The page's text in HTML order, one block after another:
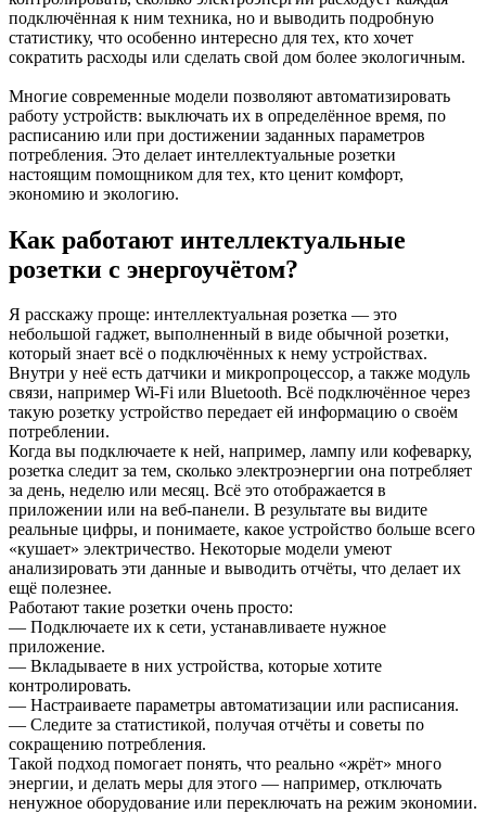
подключённая к ним техника, но и выводить подробную
статистику, что особенно интересно для тех, кто хочет
сократить расходы или сделать свой дом более экологичным.
Многие современные модели позволяют автоматизировать
работу устройств: выключать их в определённое время, по
расписанию или при достижении заданных параметров
потребления. Это делает интеллектуальные розетки
настоящим помощником для тех, кто ценит комфорт,
экономию и экологию.
Как работают интеллектуальные
розетки с энергоучётом?
Я расскажу проще: интеллектуальная розетка — это
небольшой гаджет, выполненный в виде обычной розетки,
который знает всё о подключённых к нему устройствах.
Внутри у неё есть датчики и микропроцессор, а также модуль
связи, например Wi-Fi или Bluetooth. Всё подключённое через
такую розетку устройство передает ей информацию о своём
потреблении.
Когда вы подключаете к ней, например, лампу или кофеварку,
розетка следит за тем, сколько электроэнергии она потребляет
за день, неделю или месяц. Всё это отображается в
приложении или на веб-панели. В результате вы видите
реальные цифры, и понимаете, какое устройство больше всего
«кушает» электричество. Некоторые модели умеют
анализировать эти данные и выводить отчёты, что делает их
ещё полезнее.
Работают такие розетки очень просто:
— Подключаете их к сети, устанавливаете нужное
приложение.
— Вкладываете в них устройства, которые хотите
контролировать.
— Настраиваете параметры автоматизации или расписания.
— Следите за статистикой, получая отчёты и советы по
сокращению потребления.
Такой подход помогает понять, что реально «жрёт» много
энергии, и делать меры для этого — например, отключать
ненужное оборудование или переключать на режим экономии.